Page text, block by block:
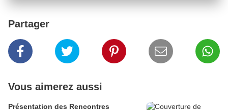
Partager
Vous aimerez aussi
Présentation des Rencontres